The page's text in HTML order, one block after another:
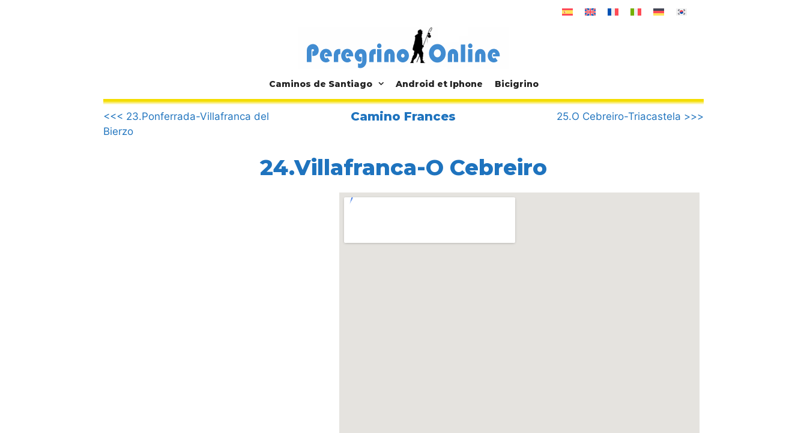
Caminos de Santiago Android et Iphone Bicigrino
.
<<< 23.Ponferrada-Villafranca del
Bierzo
Camino Frances 25.O Cebreiro-Triacastela >>>
24.Villafranca-O Cebreiro